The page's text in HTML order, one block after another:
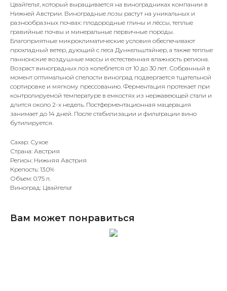
Цвайгельт, который выращивается на виноградниках компании в
Нижней Австрии. Виноградные лозы растут на уникальных и
разнообразных почвах: плодородные глины и лёссы, теплые
гравийные почвы и минеральные первичные породы.
Благоприятные микроклиматические условия обеспечивают
прохладный ветер, дующий с леса Дункельштайнер, а также теплые
паннонские воздушные массы и естественная влажность региона.
Возраст виноградных лоз колеблется от 10 до 30 лет. Собранный в
момент оптимальной спелости виноград подвергается тщательной
сортировке и мягкому прессованию. Ферментация протекает при
контролируемой температуре в емкостях из нержавеющей стали и
длится около 2-х недель. Постферментационная мацерация
занимает до 14 дней. После стабилизации и фильтрации вино
бутилируется.
Сахар: Сухое
Страна: Австрия
Регион: Нижняя Австрия
Крепость: 13.0%
Объем: 0.75 л.
Виноград: Цвайгельт
Вам может понравиться